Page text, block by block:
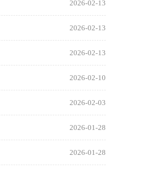
2026-02-13
2026-02-13
2026-02-13
2026-02-10
2026-02-03
2026-01-28
2026-01-28